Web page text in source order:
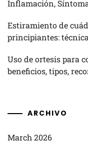
Inflamación,
Estiramiento de
principiantes:
Uso de ortesis para
beneficios, tipos,
ARCHIVO
March 2026